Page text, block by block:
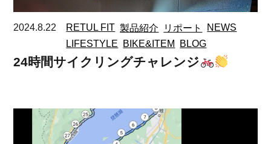
2024.8.22 RETUL FIT 製品紹介 リポート
NEWS
LIFESTYLE
BIKE&ITEM BLOG
24時間サイクリングチャレンジ